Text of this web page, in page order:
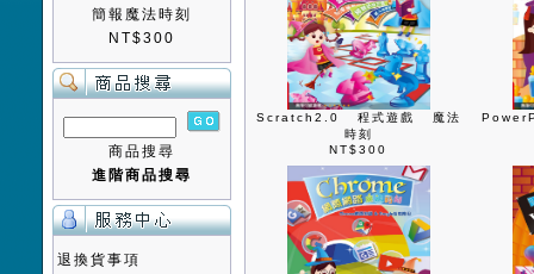
簡報魔法時刻
NT$300
商品搜尋
進階商品搜尋
退換貨事項
Scratch2.0 程式遊戲 魔法
時刻
NT$300